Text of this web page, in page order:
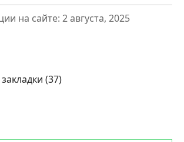
на сайте: 2 августа, 2025
(37)